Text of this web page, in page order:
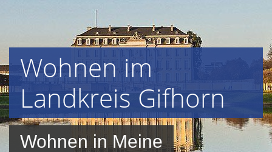
Wohnen im
Landkreis Gifhorn
Wohnen in Meine